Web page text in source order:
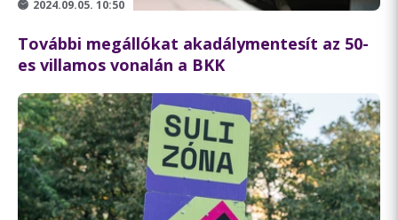
2024.09.05. 10:50
További megállókat akadálymentesít az 50-
es villamos vonalán a BKK